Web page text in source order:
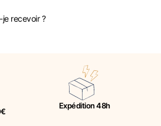
recevoir ?
Expédition 48h